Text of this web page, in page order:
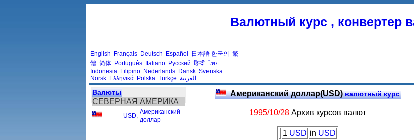
Валютный курс , конвертер
English Français Deutsch Español 日本語 한국의 繁
體 简体 Português Italiano Русский हिन्दी ไทย
Indonesia Filipino Nederlands Dansk Svenska
Norsk Ελληνικά Polska Türkçe العربية
Валюты
СЕВЕРНАЯ АМЕРИКА
USD
Американский
доллар
Американский доллар(USD)валютный курс
1995/10/28 Архив курсов валют
1 USD in USD